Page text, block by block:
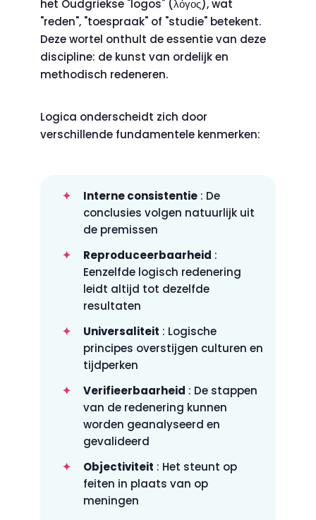
het Oudgriekse "logos" (λόγος), wat
"reden", "toespraak" of "studie" betekent.
Deze wortel onthult de essentie van deze
discipline: de kunst van ordelijk en
methodisch redeneren.
Logica onderscheidt zich door
verschillende fundamentele kenmerken:
Interne consistentie: De
conclusies volgen natuurlijk uit
de premissen
Reproduceerbaarheid :
Eenzelfde logisch redenering
leidt altijd tot dezelfde
resultaten
Universaliteit : Logische
principes overstijgen culturen en
tijdperken
Verifieerbaarheid : De stappen
van de redenering kunnen
worden geanalyseerd en
gevalideerd
Objectiviteit : Het steunt op
feiten in plaats van op
meningen